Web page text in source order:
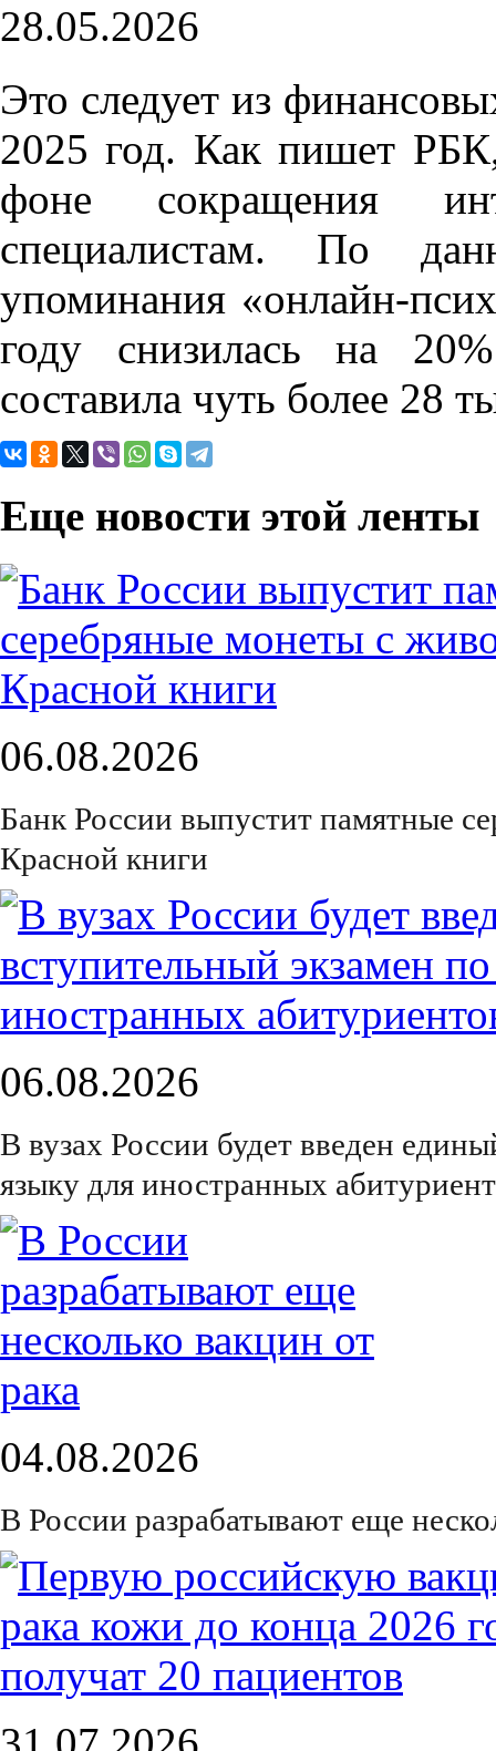
28.05.2026
Это следует из
2025 год. Как пишет
фоне сокращения
специалистам. По
упоминания «онлайн-
году снизилась на
составила чуть более 28
Еще новости этой ленты
06.08.2026
Банк России выпустит памятные
Красной книги
06.08.2026
В вузах России будет введен
языку для иностранных
04.08.2026
В России разрабатывают еще